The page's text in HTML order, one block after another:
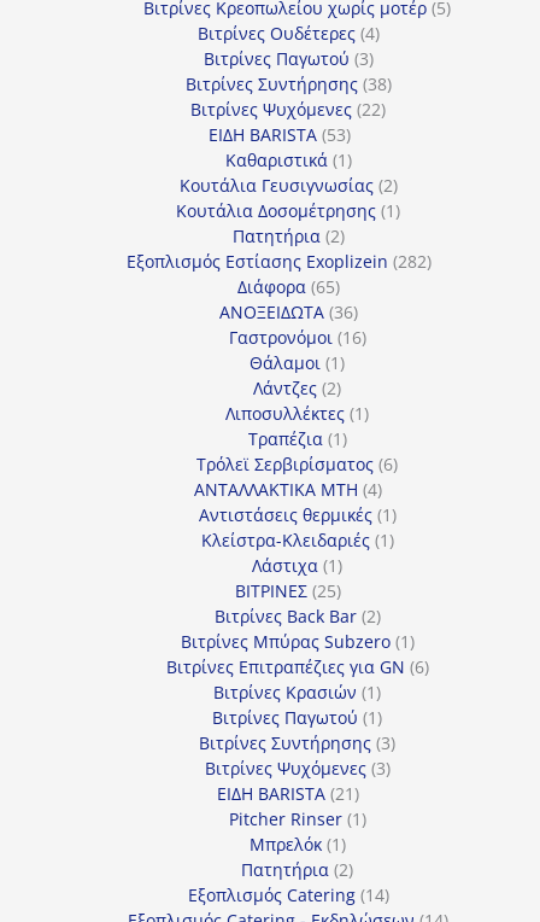
προϊόντα
Βιτρίνες Κρεοπωλείου χωρίς μοτέρ 55
Βιτρίνες Ουδέτερες 44
προϊόντα
Βιτρίνες Παγωτού 33
προϊόντα
Βιτρίνες Συντήρησης 3838
προϊόντα
Βιτρίνες Ψυχόμενες 2222
ΕΙΔΗ BARISTA 5353
προϊόντα
Καθαριστικά 11
προϊόν
Κουτάλια Γευσιγνωσίας 22
προϊόντα
Κουτάλια Δοσομέτρησης 11
Πατητήρια 22
προϊόντα
Εξοπλισμός Εστίασης Exoplizein 282282
Διάφορα 6565
προϊόντα
ΑΝΟΞΕΙΔΩΤΑ 3636
προϊόντα
Γαστρονόμοι 1616
Θάλαμοι 11
προϊόν
Λάντζες 22
προϊόντα
Λιποσυλλέκτες 11
Τραπέζια 11
προϊόν
Τρόλεϊ Σερβιρίσματος 66
ΑΝΤΑΛΛΑΚΤΙΚΑ MTH 44
προϊόντα
Αντιστάσεις θερμικές 11
προϊόν
Κλείστρα-Κλειδαριές 11
Λάστιχα 11
προϊόν
ΒΙΤΡΙΝΕΣ 2525
προϊόντα
Βιτρίνες Back Bar 22
προϊόντα
Βιτρίνες Mπύρας Subzero 11
προϊόν
Βιτρίνες Επιτραπέζιες για GN 66
Βιτρίνες Κρασιών 11
προϊόν
Βιτρίνες Παγωτού 11
προϊόν
Βιτρίνες Συντήρησης 33
προϊόντα
Βιτρίνες Ψυχόμενες 33
ΕΙΔΗ BARISTA 2121
προϊόντα
Pitcher Rinser 11
Μπρελόκ 11
προϊόν
Πατητήρια 22
προϊόντα
Εξοπλισμός Catering 1414